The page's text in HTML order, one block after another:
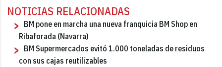
NOTICIAS RELACIONADAS
BM pone en marcha una nueva franquicia BM Shop en
Ribaforada (Navarra)
BM Supermercados evitó 1.000 toneladas de residuos
con sus cajas reutilizables